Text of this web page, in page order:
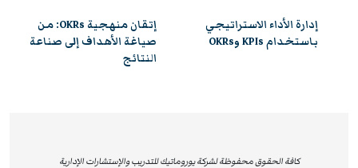
والتطبيق العملي، بإشراف نخبة من الخبراء والمتخصصين في
القيادة والإدارة.
ومن خلال هذه الدورات المعتمدة، يحصل المشاركون على
مؤسساتهم. إن شهادات ILM لا تُعتبر مجرد اعتماد أكاديمي،
إدارة الأداء الاستراتيجي
باستخدام KPIs وOKRs
إتقان منهجية OKRs: من
صياغة الأهداف إلى صناعة
النتائج
كافة الحقوق محفوظة لشركة يوروماتيك للتدريب والإستشارات الإدارية